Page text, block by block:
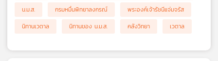
น.ม.ส.
กรมหมื่นพิทยาลงกรณ์
พระองค์เจ้ารัชนีแจ่มจรัส
นิทานเวตาล
นิทานของ น.ม.ส. คลังวิทยา เวตาล